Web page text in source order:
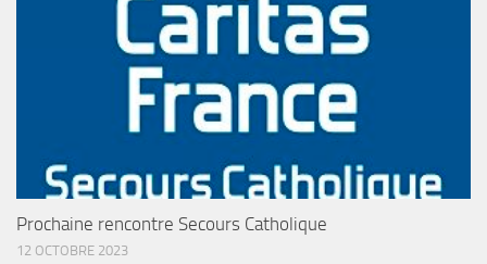
Prochaine rencontre Secours Catholique
12 OCTOBRE 2023